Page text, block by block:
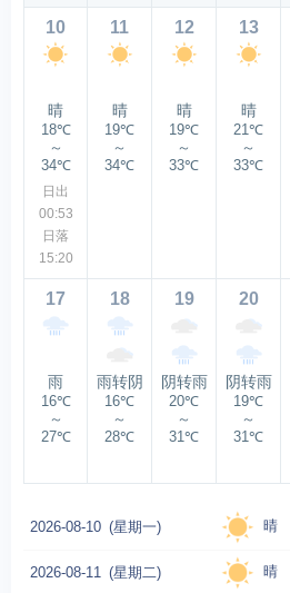
10
晴
18℃
～
34℃
日出
00:53
日落
15:20
11
晴
19℃
～
34℃
12
晴
19℃
～
33℃
13
晴
21℃
～
33℃
17
雨
16℃
～
27℃
18
雨转阴
16℃
～
28℃
19
阴转雨
20℃
～
31℃
20
阴转雨
19℃
～
31℃
2026-08-10 (星期一) 晴
2026-08-11 (星期二) 晴